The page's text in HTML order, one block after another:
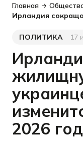
Главная
Категория
ПОЛИТИКА
Дата 17
2026